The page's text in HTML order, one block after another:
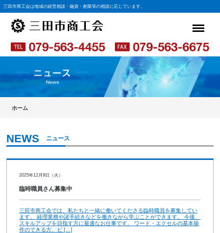
三田市商工会は地域の経営相談・融資・創業等の相談に応じています。
ホーム
ニュース
2025年12月9日（火）
臨時職員さん募集中
三田市商工会では、私たちと一緒に働いてくださる臨時職員を募集してい
ます。 経理業務や諸手続きなどを働きながら学ぶことができます。 今後、
スキルアップを目指す方に最適なお仕事です。 ワード・エクセルの基本操
作のできる方、ビ […]